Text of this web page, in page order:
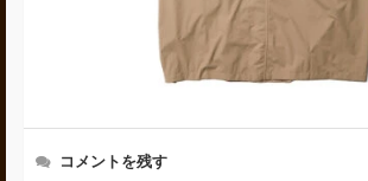
コメントを残す